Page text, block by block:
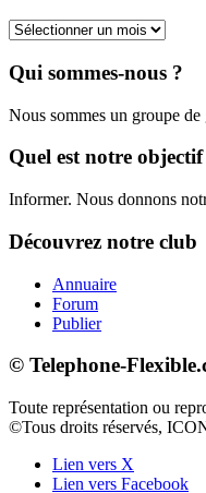
Archives
Qui sommes-nous ?
Nous sommes un groupe
Quel est notre objectif
Informer. Nous donnons
Découvrez notre club
Annuaire
Forum
Publier
© Telephone-
Toute représentation ou
©Tous droits réservés,
Lien vers X
Lien vers Facebook